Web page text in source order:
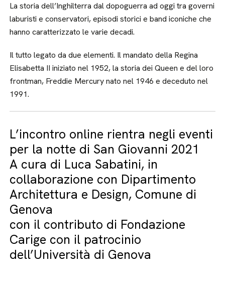
La storia dell’Inghilterra dal dopoguerra ad oggi tra governi
laburisti e conservatori, episodi storici e band iconiche che
hanno caratterizzato le varie decadi.
Il tutto legato da due elementi. Il mandato della Regina
Elisabetta II iniziato nel 1952, la storia dei Queen e del loro
frontman, Freddie Mercury nato nel 1946 e deceduto nel
1991.
L’incontro online rientra negli eventi
per la notte di San Giovanni 2021
A cura di Luca Sabatini, in
collaborazione con Dipartimento
Architettura e Design, Comune di
Genova
con il contributo di Fondazione
Carige con il patrocinio
dell’Università di Genova